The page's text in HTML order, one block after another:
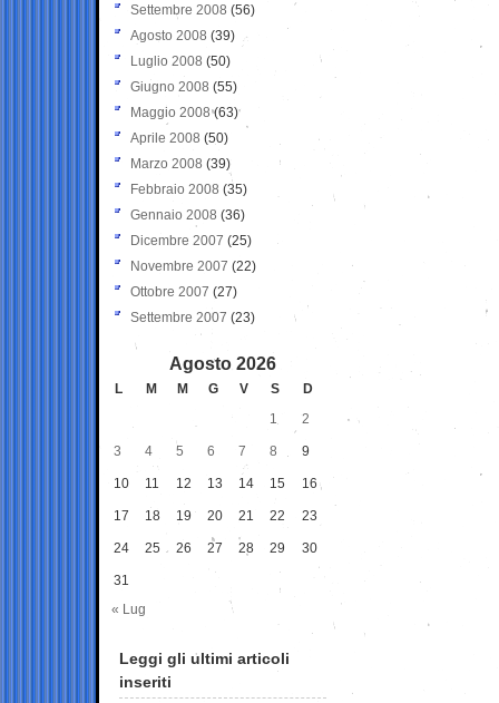
Settembre 2008 (56)
Agosto 2008 (39)
Luglio 2008 (50)
Giugno 2008 (55)
Maggio 2008(63)
Aprile 2008 (50)
Marzo 2008 (39)
Febbraio 2008 (35)
Gennaio 2008 (36)
Dicembre 2007 (25)
Novembre 2007 (22)
Ottobre 2007 (27)
Settembre 2007 (23)
Agosto 2026
L M M G V S
D
1
2
3 4 5 6 7 8 9
10 11 12 13 14 15 16
17 18 19 20 21 22 23
24 25 26 27 28 29 30
31
« Lug
Leggi gli ultimi articoli
inseriti